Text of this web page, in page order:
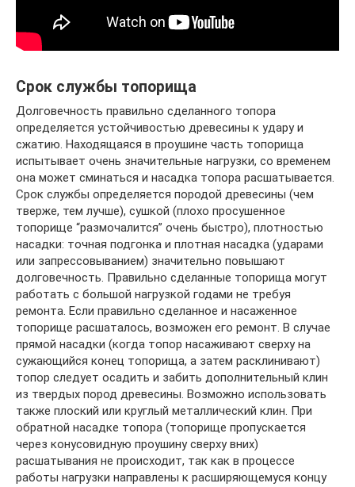
Срок службы топорища
Долговечность правильно сделанного топора
определяется устойчивостью древесины к удару и
сжатию. Находящаяся в проушине часть топорища
испытывает очень значительные нагрузки, со временем
она может сминаться и насадка топора расшатывается.
Срок службы определяется породой древесины (чем
тверже, тем лучше), сушкой (плохо просушенное
топорище “размочалится” очень быстро), плотностью
насадки: точная подгонка и плотная насадка (ударами
или запрессовыванием) значительно повышают
долговечность. Правильно сделанные топорища могут
работать с большой нагрузкой годами не требуя
ремонта. Если правильно сделанное и насаженное
топорище расшаталось, возможен его ремонт. В случае
прямой насадки (когда топор насаживают сверху на
сужающийся конец топорища, а затем расклинивают)
топор следует осадить и забить дополнительный клин
из твердых пород древесины. Возможно использовать
также плоский или круглый металлический клин. При
обратной насадке топора (топорище пропускается
через конусовидную проушину сверху вних)
расшатывания не происходит, так как в процессе
работы нагрузки направлены к расширяющемуся концу